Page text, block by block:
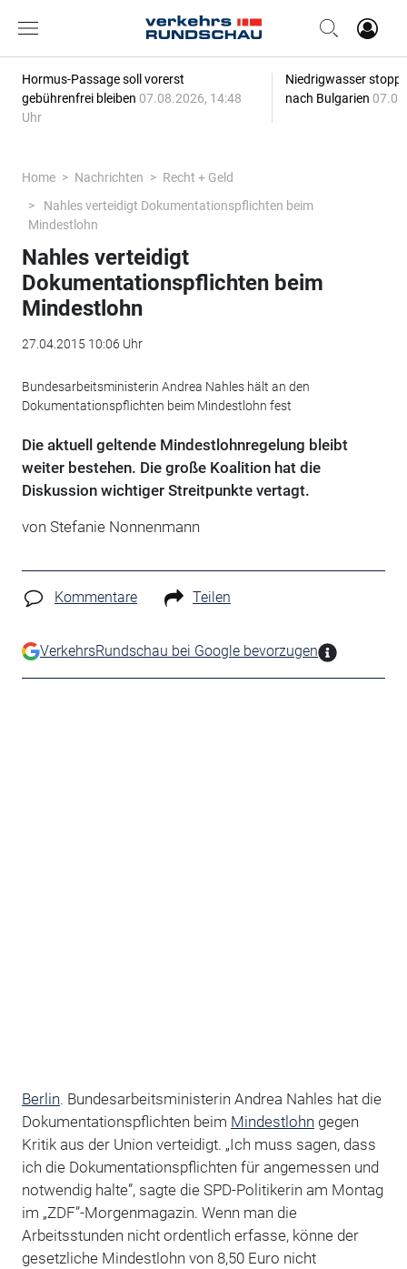
Hormus-Passage soll vorerst
gebührenfrei bleiben 07.08.2026, 14:48
Uhr
Niedrigwasser
nach Bulgarien
Home Nachrichten
Recht + Geld
Nahles verteidigt Dokumentationspflichten beim
Mindestlohn
Nahles verteidigt
Dokumentationspflichten beim
Mindestlohn
27.04.2015 10:06 Uhr
Bundesarbeitsministerin Andrea Nahles hält an den
Dokumentationspflichten beim Mindestlohn fest
Die aktuell geltende Mindestlohnregelung bleibt
weiter bestehen. Die große Koalition hat die
Diskussion wichtiger Streitpunkte vertagt.
von Stefanie Nonnenmann
Kommentare Teilen
VerkehrsRundschau bei Google bevorzugen
Berlin. Bundesarbeitsministerin Andrea Nahles hat die
Dokumentationspflichten beim Mindestlohn gegen
Kritik aus der Union verteidigt. „Ich muss sagen, dass
ich die Dokumentationspflichten für angemessen und
notwendig halte”, sagte die SPD-Politikerin am Montag
im „ZDF”-Morgenmagazin. Wenn man die
Arbeitsstunden nicht ordentlich erfasse, könne der
gesetzliche Mindestlohn von 8,50 Euro nicht